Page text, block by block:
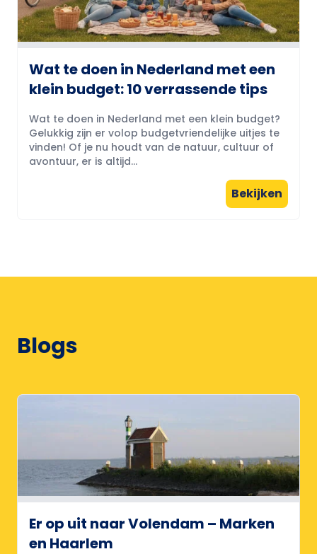
Wat te doen in Nederland met een
klein budget: 10 verrassende tips
Wat te doen in Nederland met een klein budget?
Gelukkig zijn er volop budgetvriendelijke uitjes te
vinden! Of je nu houdt van de natuur, cultuur of
avontuur, er is altijd...
Bekijken
Blogs
Er op uit naar Volendam – Marken
en Haarlem